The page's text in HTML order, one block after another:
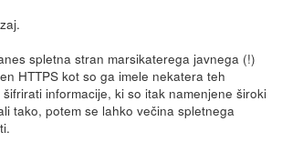
spletna stran marsikaterega javnega (!)
HTTPS kot so ga imele nekatera teh
informacije, ki so itak namenjene široki
tako, potem se lahko večina spletnega